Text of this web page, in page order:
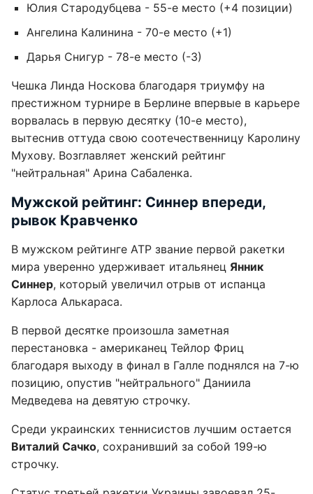
Юлия Стародубцева - 55-е место (+4 позиции)
Ангелина Калинина - 70-е место (+1)
Дарья Снигур - 78-е место (-3)
Чешка Линда Носкова благодаря триумфу на
престижном турнире в Берлине впервые в карьере
ворвалась в первую десятку (10-е место),
вытеснив оттуда свою соотечественницу Каролину
Мухову. Возглавляет женский рейтинг
"нейтральная" Арина Сабаленка.
Мужской рейтинг: Синнер впереди,
рывок Кравченко
В мужском рейтинге ATP звание первой ракетки
мира уверенно удерживает итальянец Янник
Синнер, который увеличил отрыв от испанца
Карлоса Алькараса.
В первой десятке произошла заметная
перестановка - американец Тейлор Фриц
благодаря выходу в финал в Галле поднялся на 7-ю
позицию, опустив "нейтрального" Даниила
Медведева на девятую строчку.
Среди украинских теннисистов лучшим остается
Виталий Сачко, сохранивший за собой 199-ю
строчку.